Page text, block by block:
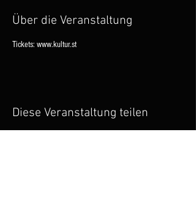
Über die Veranstaltung
Tickets: www.kultur.st
Diese Veranstaltung teilen